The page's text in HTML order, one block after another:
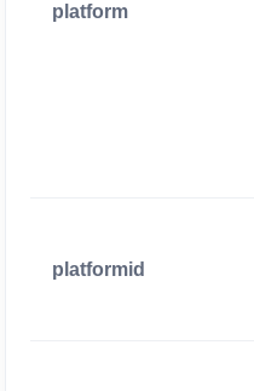
platform
platformid